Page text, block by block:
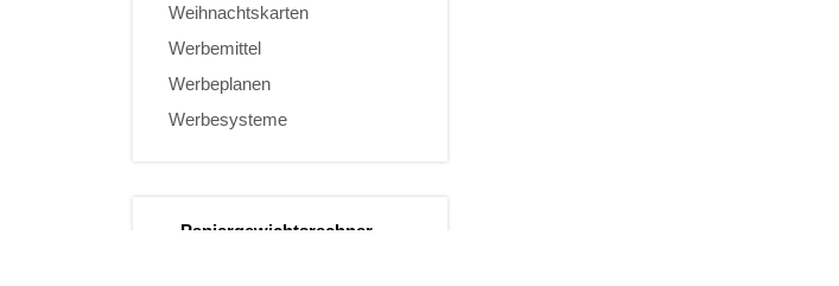
Weihnachtskarten
Werbemittel
Werbeplanen
Werbesysteme
Papiergewichtsrechner